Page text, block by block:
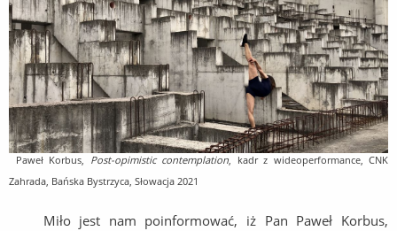
Paweł Korbus, Post-opimistic contemplation , kadr z wideoperformance, CNK
Zahrada, Bańska Bystrzyca, Słowacja 2021
Miło jest nam poinformować, iż Pan Paweł Korbus,